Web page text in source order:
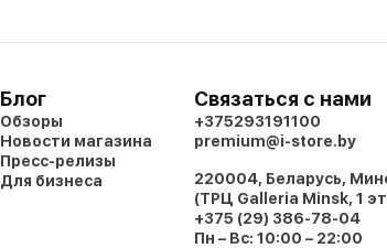
Блог
Обзоры
Новости магазина
Пресс-релизы
Для бизнеса
Связаться с нами
+375293191100
premium@i-store.by
220004, Беларусь,
(ТРЦ Galleria Minsk, 1
+375 (29) 386-78-04
Пн – Вс: 10:00 – 22:00